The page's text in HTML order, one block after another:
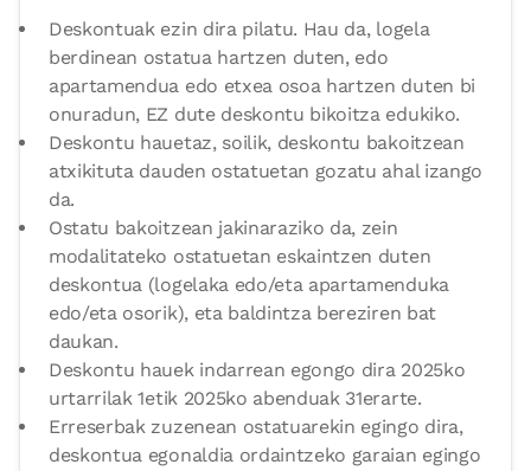
Deskontuak ezin dira pilatu. Hau da, logela
berdinean ostatua hartzen duten, edo
apartamendua edo etxea osoa hartzen duten bi
onuradun, EZ dute deskontu bikoitza edukiko.
Deskontu hauetaz, soilik, deskontu bakoitzean
atxikituta dauden ostatuetan gozatu ahal izango
da.
Ostatu bakoitzean jakinaraziko da, zein
modalitateko ostatuetan eskaintzen duten
deskontua (logelaka edo/eta apartamenduka
edo/eta osorik), eta baldintza bereziren bat
daukan.
Deskontu hauek indarrean egongo dira 2025ko
urtarrilak 1etik 2025ko abenduak 31erarte.
Erreserbak zuzenean ostatuarekin egingo dira,
deskontua egonaldia ordaintzeko garaian egingo